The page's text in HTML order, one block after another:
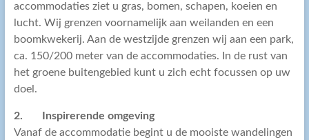
accommodaties ziet u gras, bomen, schapen, koeien en
lucht. Wij grenzen voornamelijk aan weilanden en een
boomkwekerij. Aan de westzijde grenzen wij aan een park,
ca. 150/200 meter van de accommodaties. In de rust van
het groene buitengebied kunt u zich echt focussen op uw
doel.
2.
Inspirerende omgeving
Vanaf de accommodatie begint u de mooiste wandelingen